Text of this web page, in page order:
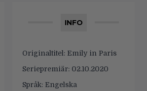
INFO
Originaltitel: Emily in Paris
Seriepremiär: 02.10.2020
Språk: Engelska